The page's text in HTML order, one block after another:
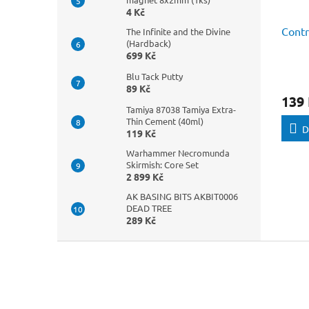
4 Kč
The Infinite and the Divine
(Hardback)
699 Kč
Blu Tack Putty
89 Kč
Tamiya 87038 Tamiya Extra-
Thin Cement (40ml)
119 Kč
Warhammer Necromunda
Skirmish: Core Set
2 899 Kč
AK BASING BITS AKBIT0006
DEAD TREE
289 Kč
139